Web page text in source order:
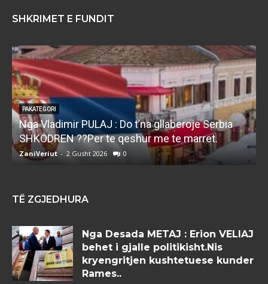
SHKRIMET E FUNDIT
PAKATEGORI
Nga Vladimir PULAJ : Do t’na gllaberoje Serbia
SHKODREN ??Per te qeshur me te marret.
ZaniVeriut - 2 Gusht 2026 0
TË ZGJEDHURA
Nga Desada METAJ : Erion VELIAJ
behet i gjalle politikisht.Nis
kryengritjen kushtetuese kunder
Rames..